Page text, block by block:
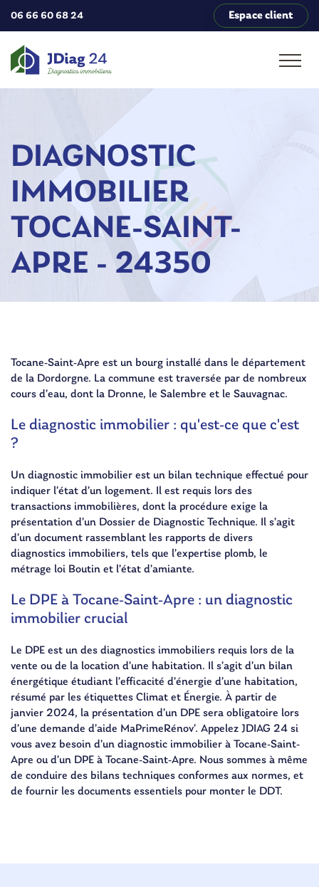
06 66 60 68 24 Espace client
DIAGNOSTIC
IMMOBILIER
TOCANE-SAINT-
APRE - 24350
Tocane-Saint-Apre est un bourg installé dans le département
de la Dordorgne. La commune est traversée par de nombreux
cours d’eau, dont la Dronne, le Salembre et le Sauvagnac.
Le diagnostic immobilier : qu'est-ce que c'est
?
Un diagnostic immobilier est un bilan technique effectué pour
indiquer l’état d’un logement. Il est requis lors des
transactions immobilières, dont la procédure exige la
présentation d’un Dossier de Diagnostic Technique. Il s’agit
d’un document rassemblant les rapports de divers
diagnostics immobiliers, tels que l’expertise plomb, le
métrage loi Boutin et l’état d’amiante.
Le DPE à Tocane-Saint-Apre : un diagnostic
immobilier crucial
Le DPE est un des diagnostics immobiliers requis lors de la
vente ou de la location d’une habitation. Il s’agit d’un bilan
énergétique étudiant l’efficacité d’énergie d’une habitation,
résumé par les étiquettes Climat et Énergie. À partir de
janvier 2024, la présentation d’un DPE sera obligatoire lors
d’une demande d’aide MaPrimeRénov’. Appelez JDIAG 24 si
vous avez besoin d’un diagnostic immobilier à Tocane-Saint-
Apre ou d’un DPE à Tocane-Saint-Apre. Nous sommes à même
de conduire des bilans techniques conformes aux normes, et
de fournir les documents essentiels pour monter le DDT.